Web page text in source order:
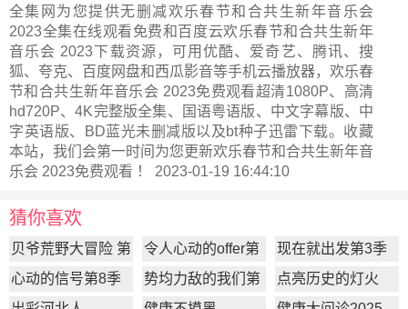
全集网为您提供无删减欢乐春节和合共生新年音乐会
2023全集在线观看免费和百度云欢乐春节和合共生新年
音乐会 2023下载资源，可用优酷、爱奇艺、腾讯、搜
狐、夸克、百度网盘和西瓜影音等手机云播放器，欢乐春
节和合共生新年音乐会 2023免费观看超清1080P、高清
hd720P、4K完整版全集、国语粤语版、中文字幕版、中
字英语版、BD蓝光未删减版以及bt种子迅雷下载。收藏
本站，我们会第一时间为您更新欢乐春节和合共生新年音
乐会 2023免费观看 ！ 2023-01-19 16:44:10
猜你喜欢
贝爷荒野大冒险 第
一季
令人心动的offer第
7季
现在就出发第3季
心动的信号第8季
势均力敌的我们第
2季
点亮历史的灯火